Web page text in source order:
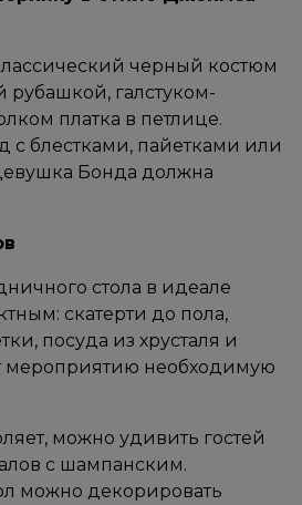
черный костюм
рубашкой, галстуком-
платка в петлице.
с блестками, пайетками или
Бонда должна
стола в идеале
скатерти до пола,
посуда из хрусталя и
мероприятию необходимую
можно удивить гостей
с шампанским.
можно декорировать